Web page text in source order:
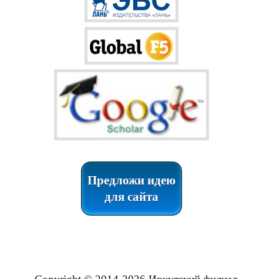
Предложи идею
для сайта